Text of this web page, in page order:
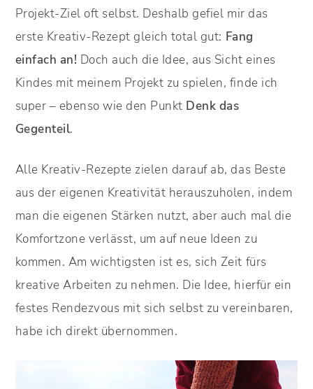
Projekt-Ziel oft selbst. Deshalb gefiel mir das
erste Kreativ-Rezept gleich total gut: Fang
einfach an! Doch auch die Idee, aus Sicht eines
Kindes mit meinem Projekt zu spielen, finde ich
super – ebenso wie den Punkt Denk das
Gegenteil.
Alle Kreativ-Rezepte zielen darauf ab, das Beste
aus der eigenen Kreativität herauszuholen, indem
man die eigenen Stärken nutzt, aber auch mal die
Komfortzone verlässt, um auf neue Ideen zu
kommen. Am wichtigsten ist es, sich Zeit fürs
kreative Arbeiten zu nehmen. Die Idee, hierfür ein
festes Rendezvous mit sich selbst zu vereinbaren,
habe ich direkt übernommen.